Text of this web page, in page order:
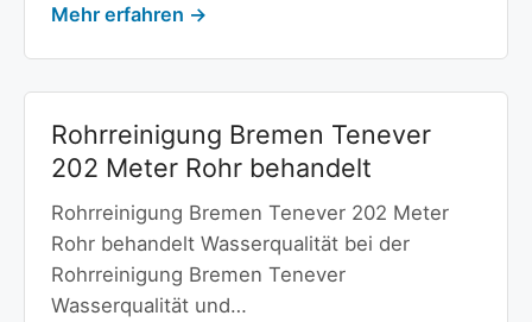
Mehr erfahren →
Rohrreinigung Bremen Tenever
202 Meter Rohr behandelt
Rohrreinigung Bremen Tenever 202 Meter
Rohr behandelt Wasserqualität bei der
Rohrreinigung Bremen Tenever
Wasserqualität und…